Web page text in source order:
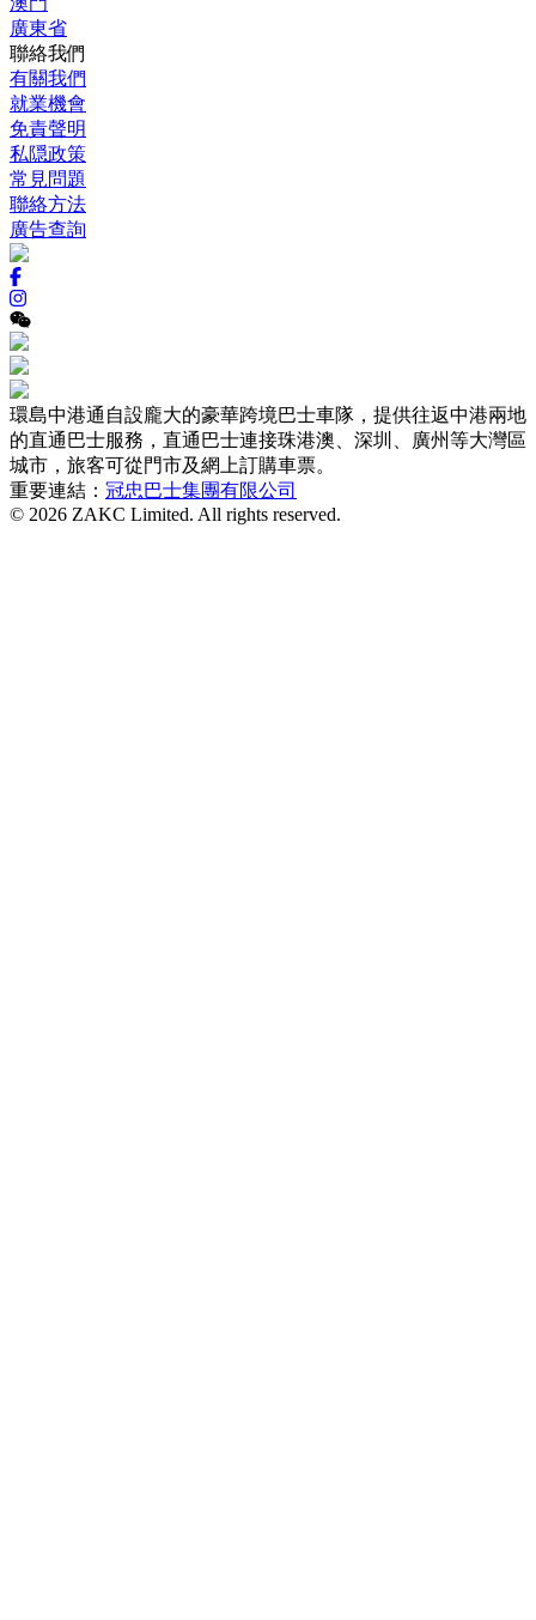
廣東省
聯絡我們
有關我們
就業機會
免責聲明
私隠政策
常見問題
聯絡方法
廣告查詢
環島中港通自設龐大的豪華跨境巴士車隊，提供往返中港兩地
的直通巴士服務，直通巴士連接珠港澳、深圳、廣州等大灣區
城市，旅客可從門市及網上訂購車票。
重要連結： 冠忠巴士集團有限公司
© 2026 ZAKC Limited. All rights reserved.